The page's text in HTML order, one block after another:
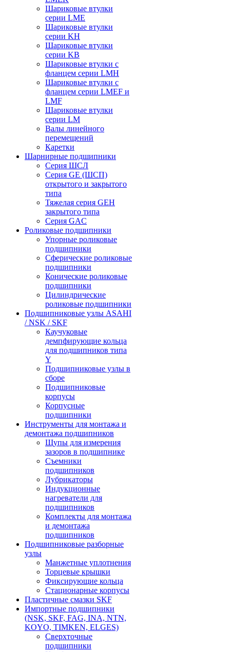
Шариковые втулки
серии LME
Шариковые втулки
серии KH
Шариковые втулки
серии KB
Шариковые втулки с
фланцем серии LMH
Шариковые втулки с
фланцем серии LMEF и
LMF
Шариковые втулки
серии LM
Валы линейного
перемещений
Каретки
Шарнирные подшипники
Cерия ШСЛ
Серия GE (ШСП)
открытого и закрытого
типа
Тяжелая серия GEH
закрытого типа
Серия GAC
Роликовые подшипники
Упорные роликовые
подшипники
Сферические роликовые
подшипники
Конические роликовые
подшипники
Цилиндрические
роликовые подшипники
Подшипниковые узлы ASAHI
/ NSK / SKF
Каучуковые
демпфирующие кольца
для подшипников типа
Y
Подшипниковые узлы в
сборе
Подшипниковые
корпусы
Корпусные
подшипники
Инструменты для монтажа и
демонтажа подшипников
Щупы для измерения
зазоров в подшипнике
Съемники
подшипников
Лубрикаторы
Индукционные
нагреватели для
подшипников
Комплекты для монтажа
и демонтажа
подшипников
Подшипниковые разборные
узлы
Манжетные уплотнения
Торцевые крышки
Фиксирующие кольца
Стационарные корпусы
Пластичные смазки SKF
Импортные подшипники
(NSK, SKF, FAG, INA, NTN,
KOYO, TIMKEN, ELGES)
Сверхточные
подшипники